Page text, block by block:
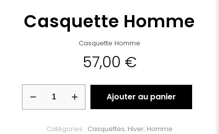
Casquette Homme
Casquette Homme
57,00 €
Casquette
Ajouter au panier
Catégories : Casquettes, Hiver, Homme